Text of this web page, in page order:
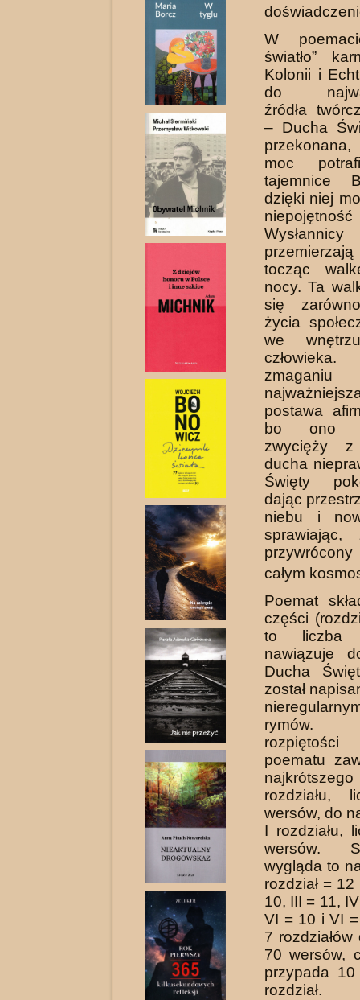
W
światło”
Kolonii i
do
źródła
– Ducha
moc
tajemnice
dzięki niej
tocząc
nocy. Ta
się
życia
we
zmaganiu
postawa
bo ono
zwycięży z
ducha
Święty
dając
niebu i
całym
Poemat
części
to liczba
nawiązuje
Ducha
został
rymów.
poematu
rozdziału,
wer­sów, do
I rozdziału,
wersów.
wygląda to
rozdział =
10, III = 11,
VI = 10 i VI
7 rozdziałów
70 wersów,
przypada
rozdział.